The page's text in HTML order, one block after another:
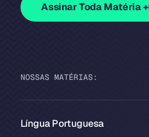
Assinar Toda Matéria +
NOSSAS MATÉRIAS:
Língua Portuguesa